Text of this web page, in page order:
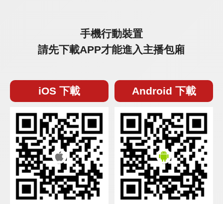
手機行動裝置
請先下載APP才能進入主播包廂
iOS 下載 Android 下載